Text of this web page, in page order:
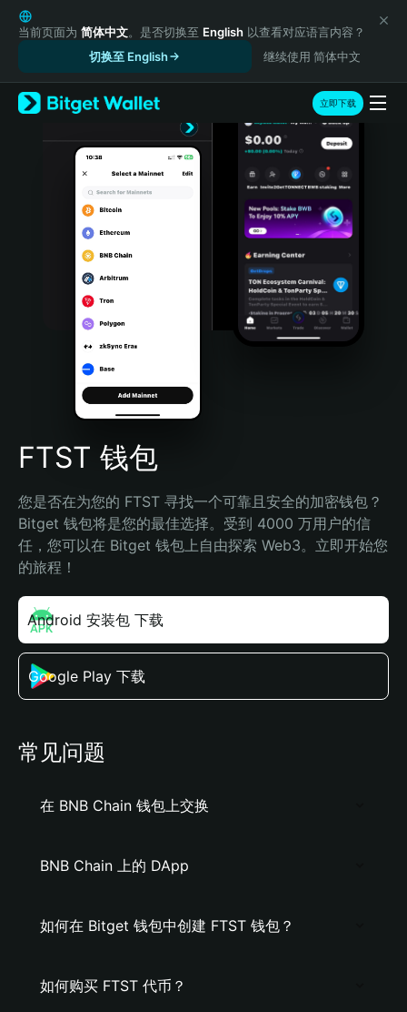
English
日本語
Русский
Español (Latinoamérica)
Türkçe
Português (Portugal)
Bahasa Indonesia
Português (Brasil)
Español (Argentina)
当前页面为 简体中文。是否切换至 English 以查看对应语言内容？
切换至 English
继续使用 简体中文
立即下载
FTST 钱包
您是否在为您的 FTST 寻找一个可靠且安全的加密钱包？
Bitget 钱包将是您的最佳选择。受到 4000 万用户的信
任，您可以在 Bitget 钱包上自由探索 Web3。立即开始您
的旅程！
Android 安装包 下载
Google Play 下载
常见问题
在 BNB Chain 钱包上交换
BNB Chain 上的 DApp
如何在 Bitget 钱包中创建 FTST 钱包？
如何购买 FTST 代币？